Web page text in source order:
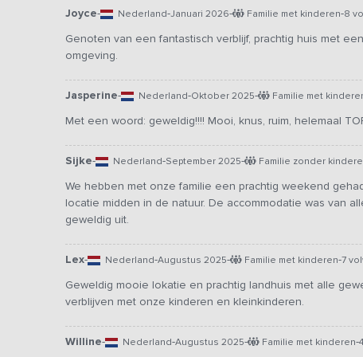
Joyce- Nederland-Januari 2026- Familie met kinderen-8
Genoten van een fantastisch verblijf, prachtig huis met
omgeving.
Jasperine- Nederland-Oktober 2025- Familie met
Met een woord: geweldig!!!! Mooi, knus, ruim, helemaal
Sijke- Nederland-September 2025- Familie zonder
We hebben met onze familie een prachtig weekend
locatie midden in de natuur. De accommodatie was van
geweldig uit.
Lex- Nederland-Augustus 2025- Familie met kinderen-7
Geweldig mooie lokatie en prachtig landhuis met alle
verblijven met onze kinderen en kleinkinderen.
Willine- Nederland-Augustus 2025- Familie met kinderen-